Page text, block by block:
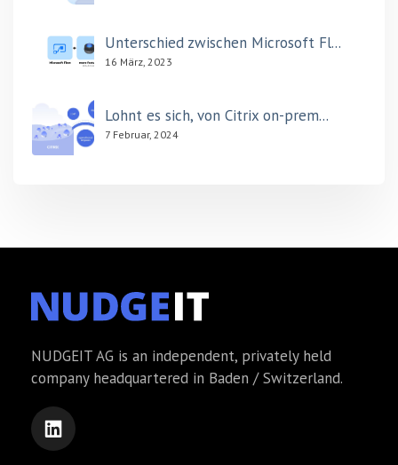
Unterschied zwischen Microsoft Fl...
16 März, 2023
Lohnt es sich, von Citrix on-prem...
7 Februar, 2024
NUDGEIT AG is an independent, privately held
company headquartered in Baden / Switzerland.